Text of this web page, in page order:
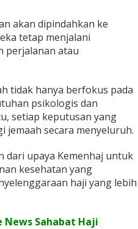
akan dipindahkan ke
tetap menjalani
perjalanan atau
tidak hanya berfokus pada
psikologis dan
setiap keputusan yang
secara menyeluruh.
dari upaya Kemenhaj untuk
kesehatan yang
haji yang lebih
News Sahabat Haji